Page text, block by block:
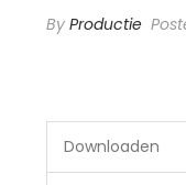
By Productie
Downloaden